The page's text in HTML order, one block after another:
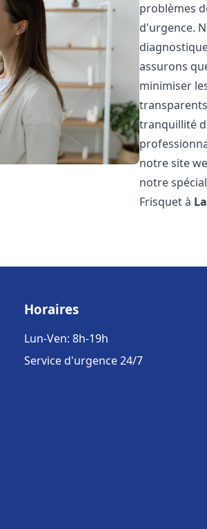
problèmes
d'urgence.
assurons
minimiser
tranquillité
notre site
notre
Frisquet à
Horaires
Lun-Ven: 8h-19h
Service d'urgence 24/7